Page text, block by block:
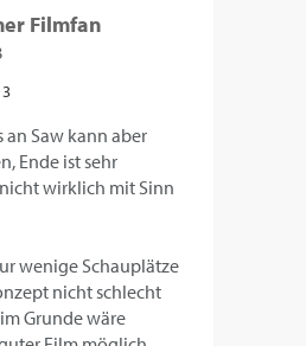
Filmfan
Saw kann aber
Ende ist sehr
wirklich mit Sinn
wenige Schauplätze
nicht schlecht
Grunde wäre